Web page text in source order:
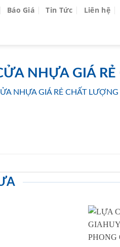
Báo Giá Tin Tức Liên hệ
NHỰA GIÁ
NHỰA GIÁ RẺ CHẤT LƯỢNG